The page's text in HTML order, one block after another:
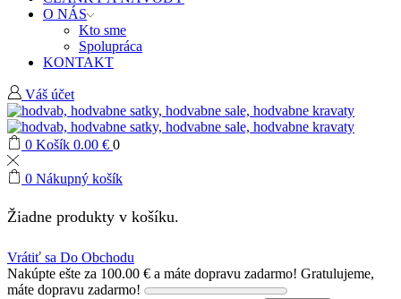
O NÁS
Kto sme
Spolupráca
KONTAKT
Váš účet
0 Košík 0.00 € 0
0 Nákupný košík
Žiadne produkty v košíku.
Vrátiť sa Do Obchodu
Nakúpte ešte za 100.00 € a máte dopravu zadarmo! Gratulujeme,
máte dopravu zadarmo!